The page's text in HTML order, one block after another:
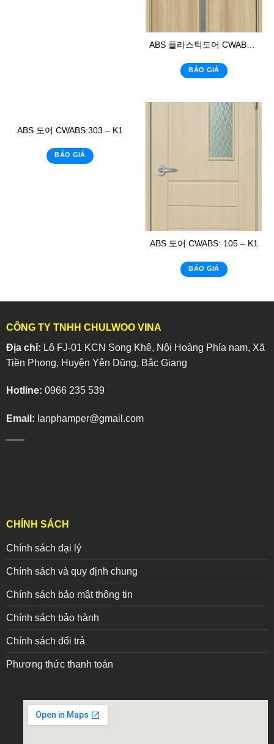
ABS 플라스틱도어 CWABS: 118 – K
BÁO GIÁ
ABS 도어 CWABS:303 – K1
BÁO GIÁ
ABS 도어 CWABS: 105 – K1
BÁO GIÁ
CÔNG TY TNHH CHULWOO VINA
Địa chỉ: Lô FJ-01 KCN Song Khê, Nội Hoàng Phía nam, Xã
Tiền Phong, Huyện Yên Dũng, Bắc Giang
Hotline: 0966 235 539
Email: lanphamper@gmail.com
CHÍNH SÁCH
Chính sách đại lý
Chính sách và quy định chung
Chính sách bảo mật thông tin
Chính sách bảo hành
Chính sách đổi trả
Phương thức thanh toán